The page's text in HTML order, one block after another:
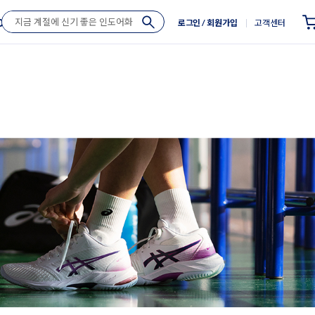
로그인/ 회원가입 고객센터